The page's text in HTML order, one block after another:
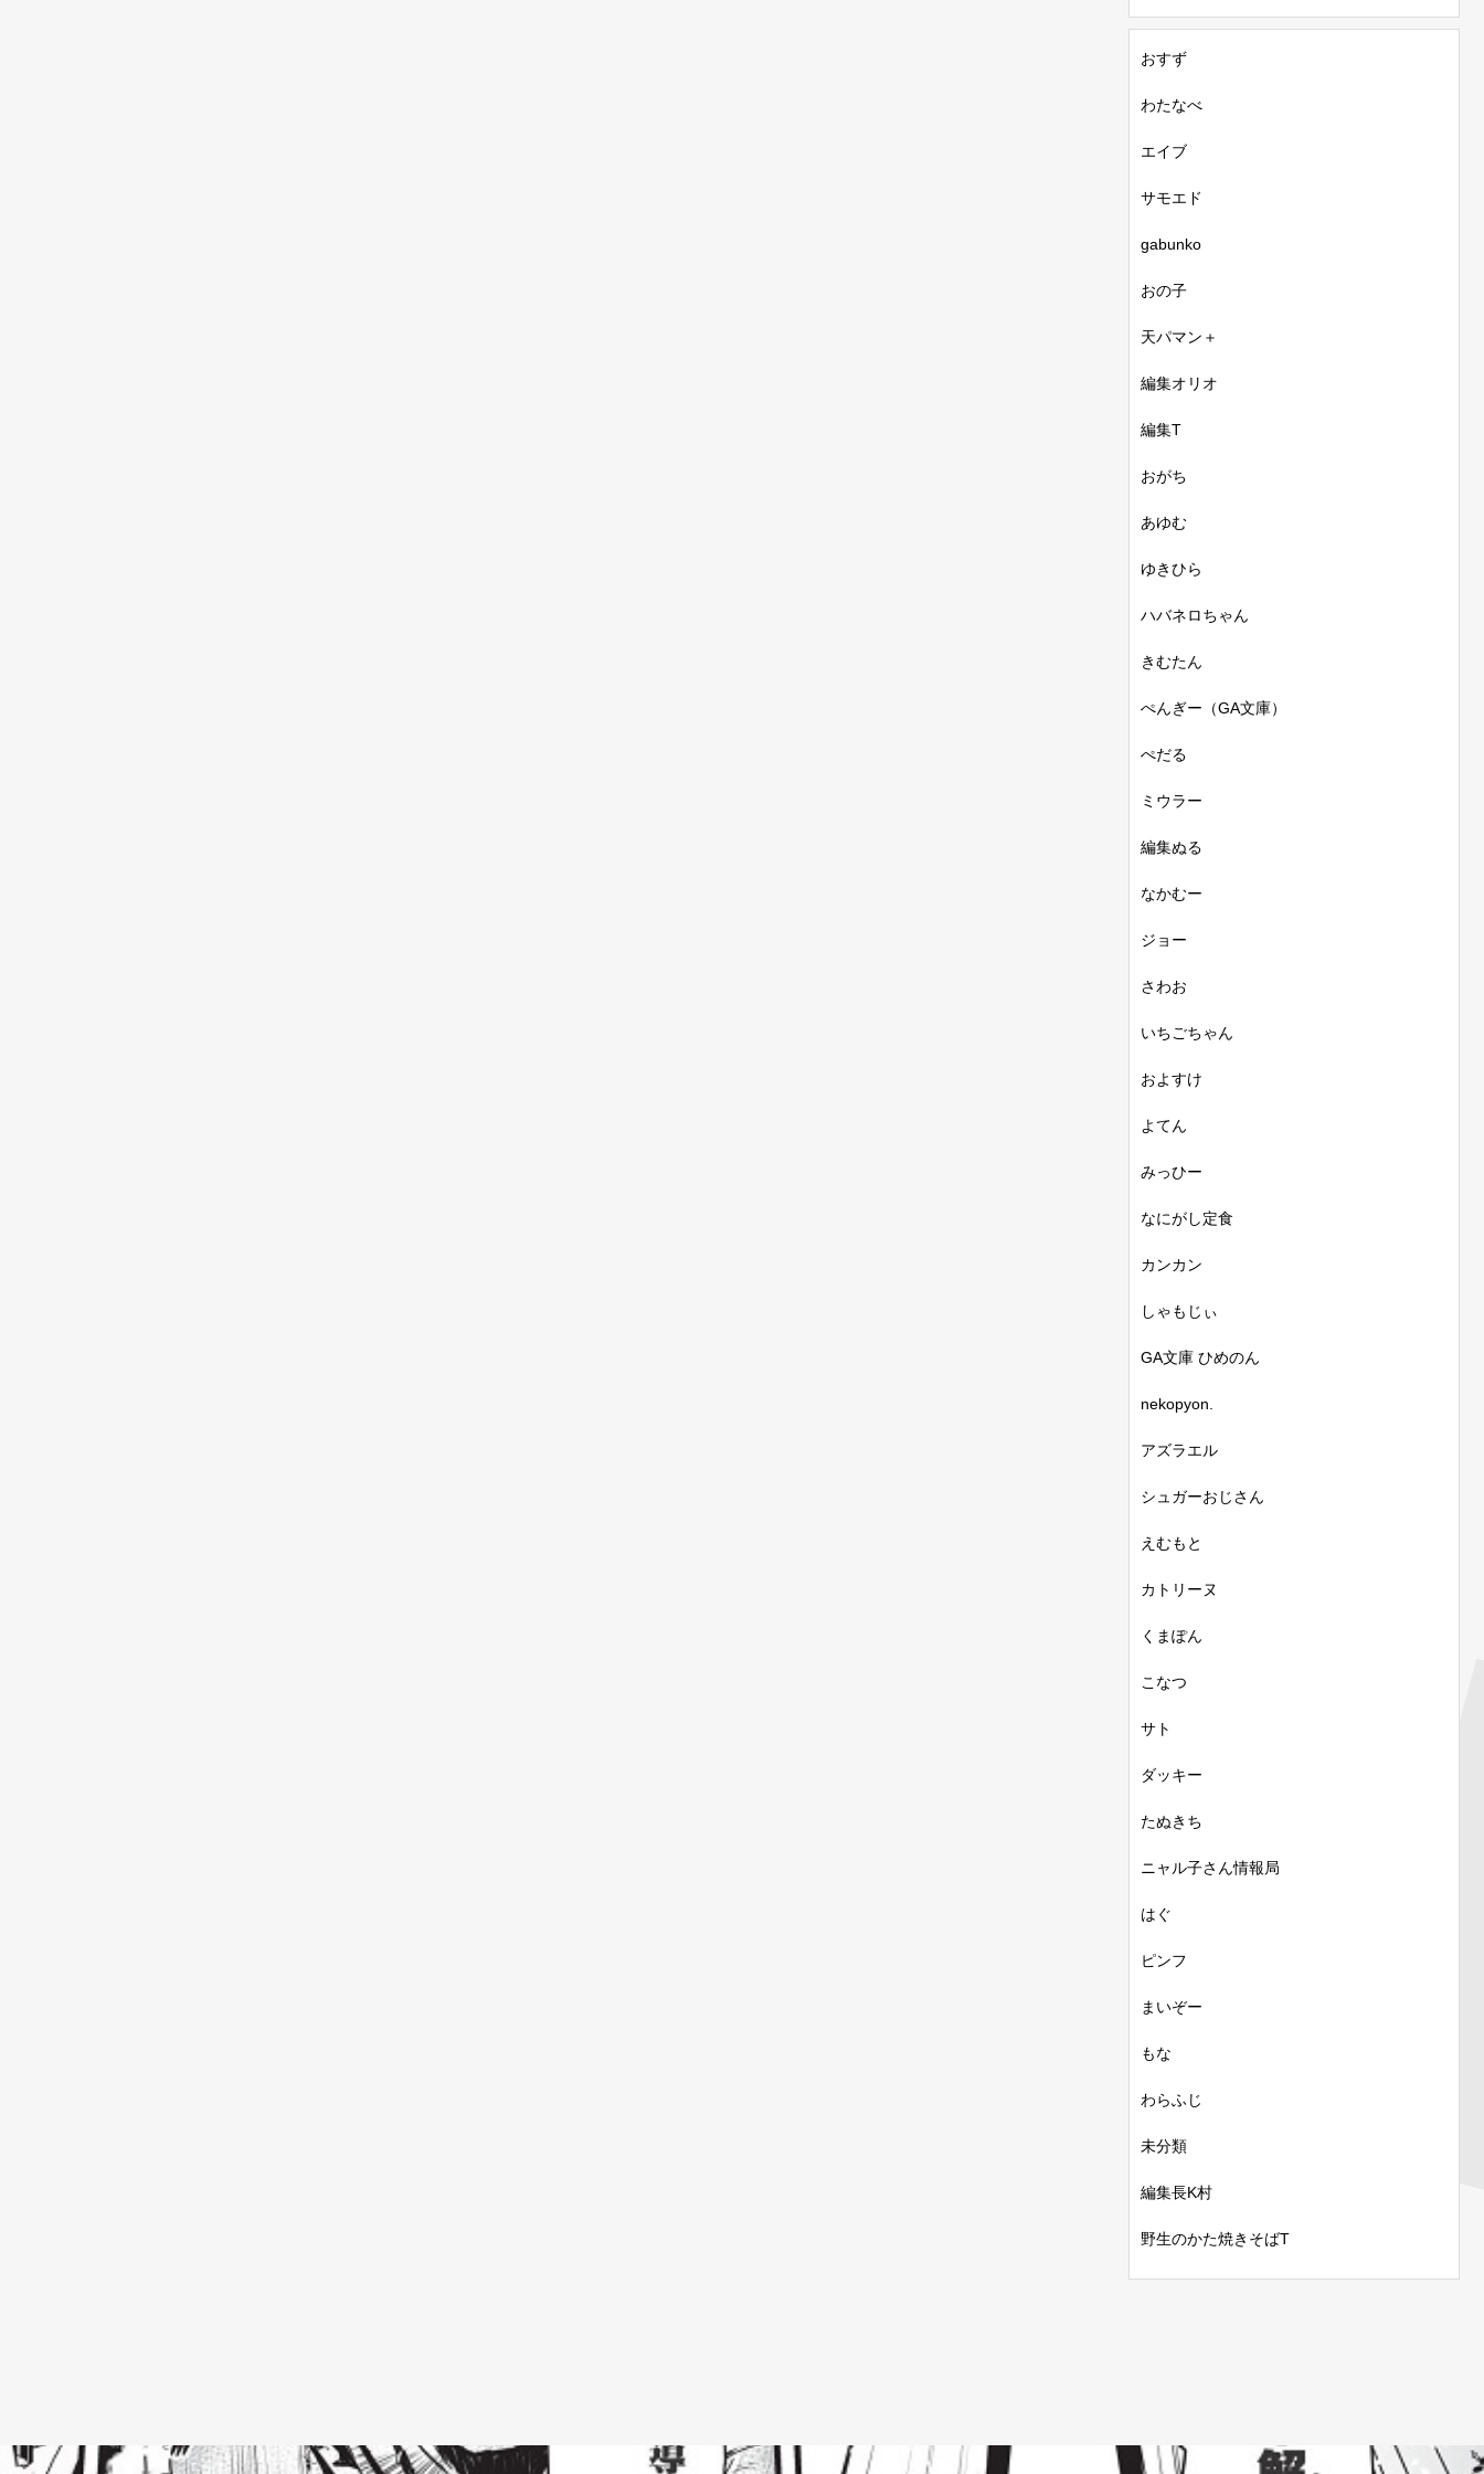
おすず
わたなべ
エイブ
サモエド
gabunko
おの子
天パマン＋
編集オリオ
編集T
おがち
あゆむ
ゆきひら
ハバネロちゃん
きむたん
ぺんぎー（GA文庫）
ぺだる
ミウラー
編集ぬる
なかむー
ジョー
さわお
いちごちゃん
およすけ
よてん
みっひー
なにがし定食
カンカン
しゃもじぃ
GA文庫 ひめのん
nekopyon.
アズラエル
シュガーおじさん
えむもと
カトリーヌ
くまぽん
こなつ
サト
ダッキー
たぬきち
ニャル子さん情報局
はぐ
ピンフ
まいぞー
もな
わらふじ
未分類
編集長K村
野生のかた焼きそばT